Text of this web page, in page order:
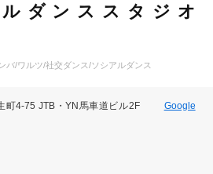
ダンススタジオ
バ/ワルツ/社交ダンス/ソシアルダンス
町4-75 JTB・YN馬車道ビル2F Google